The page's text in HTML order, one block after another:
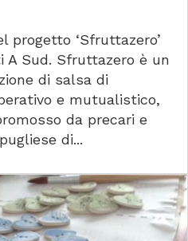
progetto ‘Sfruttazero’
A Sud. Sfruttazero è un
di salsa di
e mutualistico,
da precari e
di...